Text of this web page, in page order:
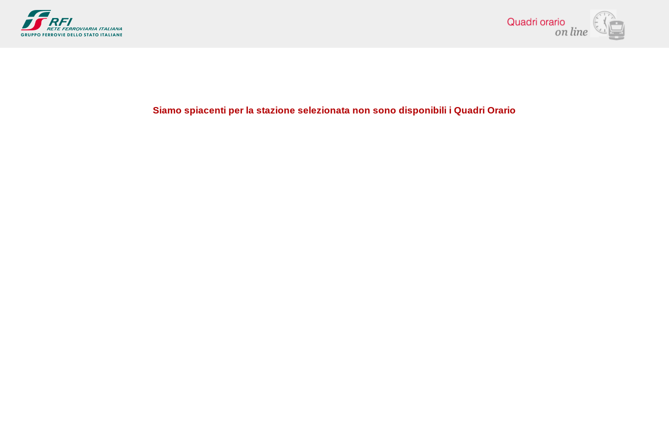
Siamo spiacenti per la stazione selezionata non sono disponibili i Quadri Orario